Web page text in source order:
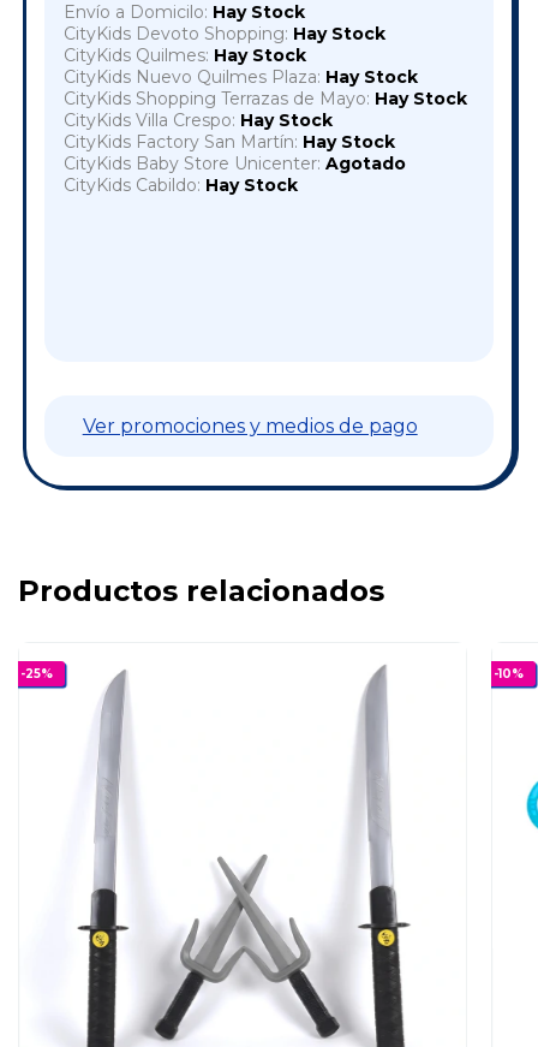
Envío a Domicilo: Hay Stock
CityKids Devoto Shopping: Hay Stock
CityKids Quilmes: Hay Stock
CityKids Nuevo Quilmes Plaza: Hay Stock
CityKids Shopping Terrazas de Mayo: Hay Stock
CityKids Villa Crespo: Hay Stock
CityKids Factory San Martín: Hay Stock
CityKids Baby Store Unicenter: Agotado
CityKids Cabildo: Hay Stock
Ver promociones y medios de pago
Productos relacionados
-25% -10%